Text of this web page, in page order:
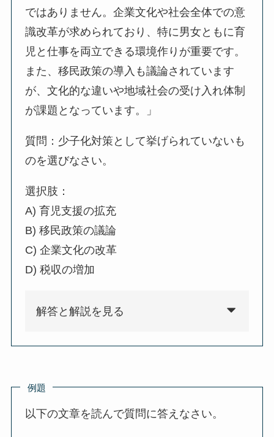
ではありません。企業文化や社会全体での意
識改革が求められており、特に男女ともに育
児と仕事を両立できる環境作りが重要です。
また、移民政策の導入も議論されています
が、文化的な違いや地域社会の受け入れ体制
が課題となっています。」
質問：少子化対策として挙げられていないも
のを選びなさい。
選択肢：
A) 育児支援の拡充
B) 移民政策の議論
C) 企業文化の改革
D) 税収の増加
解答と解説を見る
例題
以下の文章を読んで質問に答えなさい。